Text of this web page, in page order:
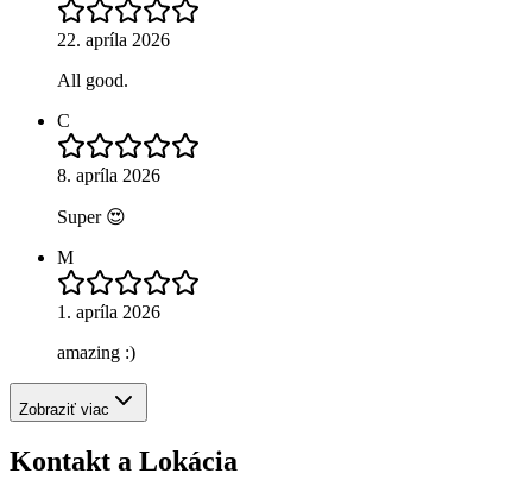
22. apríla 2026
All good.
C
8. apríla 2026
Super 😍
M
1. apríla 2026
amazing :)
Zobraziť viac
Kontakt a Lokácia